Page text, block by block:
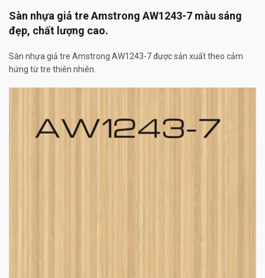
Sàn nhựa giả tre Amstrong AW1243-7 màu sáng
đẹp, chất lượng cao.
Sàn nhựa giả tre Amstrong AW1243-7 được sản xuất theo cảm
hứng từ tre thiên nhiên.